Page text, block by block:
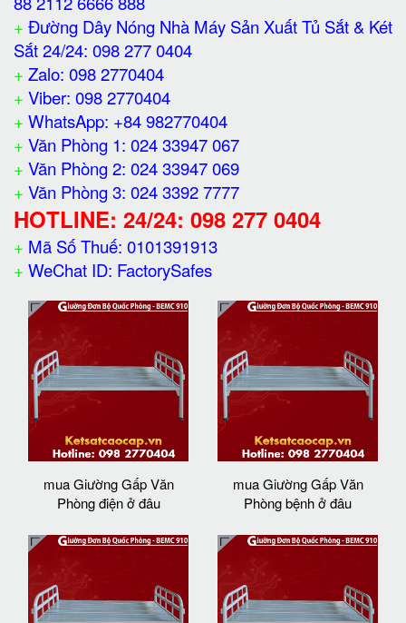
+ Đường Dây Nóng Nhà Máy Sản Xuất Tủ Sắt & Két
Sắt 24/24: 098 277 0404
+ Zalo: 098 2770404
+ Viber: 098 2770404
+ WhatsApp: +84 982770404
+ Văn Phòng 1: 024 33947 067
+ Văn Phòng 2: 024 33947 069
+ Văn Phòng 3: 024 3392 7777
HOTLINE: 24/24: 098 277 0404
+ Mã Số Thuế: 0101391913
+ WeChat ID: FactorySafes
mua Giường Gấp Văn
Phòng điện ở đâu
mua Giường Gấp Văn
Phòng bệnh ở đâu